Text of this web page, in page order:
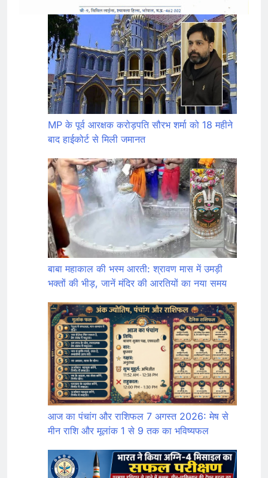
MP के पूर्व आरक्षक करोड़पति सौरभ शर्मा को 18 महीने
बाद हाईकोर्ट से मिली जमानत
बाबा महाकाल की भस्म आरती: श्रावण मास में उमड़ी
भक्तों की भीड़, जानें मंदिर की आरतियों का नया समय
आज का पंचांग और राशिफल 7 अगस्त 2026: मेष से
मीन राशि और मूलांक 1 से 9 तक का भविष्यफल